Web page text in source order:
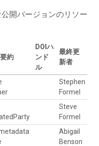
開バージョンのリソー
約
DOIハ
ンド
ル
最終更
新者
Stephen
Formel
Steve
Formel
Abigail
Benson